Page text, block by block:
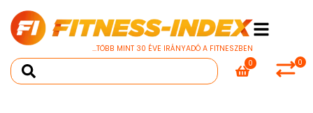
...TÖBB MINT 30 ÉVE IRÁNYADÓ A FITNESZBEN
0
0